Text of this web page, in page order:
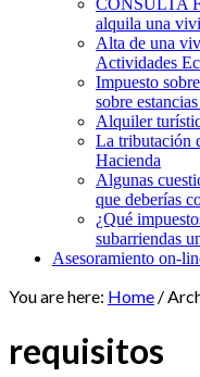
CONSULTA
alquila una
Alta de una
Actividades
Impuesto
sobre
Alquiler
La tributación
Hacienda
Algunas
que deberías
¿Qué
subarriendas
Asesoramiento on-
You are here: Home /
requisitos